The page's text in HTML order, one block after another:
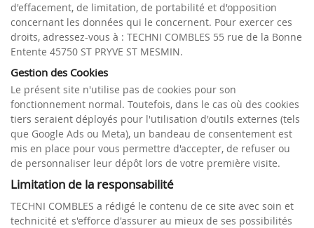
d'effacement, de limitation, de portabilité et d'opposition
concernant les données qui le concernent. Pour exercer ces
droits, adressez-vous à : TECHNI COMBLES 55 rue de la Bonne
Entente 45750 ST PRYVE ST MESMIN.
Gestion des Cookies
Le présent site n'utilise pas de cookies pour son
fonctionnement normal. Toutefois, dans le cas où des cookies
tiers seraient déployés pour l'utilisation d'outils externes (tels
que Google Ads ou Meta), un bandeau de consentement est
mis en place pour vous permettre d'accepter, de refuser ou
de personnaliser leur dépôt lors de votre première visite.
Limitation de la responsabilité
TECHNI COMBLES a rédigé le contenu de ce site avec soin et
technicité et s'efforce d'assurer au mieux de ses possibilités